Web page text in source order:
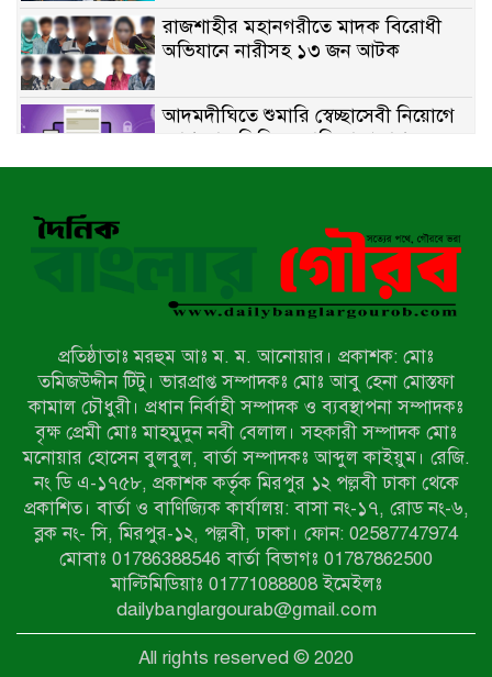
রাজশাহীর মহানগরীতে মাদক বিরোধী
অভিযানে নারীসহ ১৩ জন আটক
আদমদীঘিতে শুমারি স্বেচ্ছাসেবী নিয়োগে
যোগ্যতার ভিত্তিতে তালিকা প্রকাশ;
নির্বাচিতদের আ.লীগ ট্যাগে প্রচারণা
নেওয়ার হুমকি দিলেন দোড়া মাদরাসার
পরিচয় দেওয়া সভাপতি
উখিয়ায় বিজিবির অভিযানে ৪০ হাজার
ইয়াবাসহ যুবক আটক
পোরশায় ৭ মাসে ১৯ জনের অপমৃত্যু,
শীর্ষে আত্মহত্যা
হিন্দু বৌদ্ধ খ্রিস্টান কল্যাণ ফ্রন্টের
নীলফামারী কমিটি নিয়ে প্রশ্ন, প্রতিবাদে
সদস্য সচিব
দরিয়ানগরে প্যারাসেইলিং দুর্ঘটনায় পর্যটক
নিহত: হত্যা মামলার প্রধান আসামি ঢাকায়
র‌্যাবের জালে
আদাচাকী দক্ষিণপাড়া ফ্রেন্ডস ক্লাবের
প্রতিষ্ঠাতাঃ মরহুম আঃ ম. ম. আনোয়ার। প্রকাশক: মোঃ
তমিজউদ্দীন টিটু। ভারপ্রাপ্ত সম্পাদকঃ মোঃ আবু হেনা মোস্তফা
কামাল চৌধুরী। প্রধান নির্বাহী সম্পাদক ও ব্যবস্থাপনা সম্পাদকঃ
বৃক্ষ প্রেমী মোঃ মাহমুদুন নবী বেলাল। সহকারী সম্পাদক মোঃ
মনোয়ার হোসেন বুলবুল, বার্তা সম্পাদকঃ আব্দুল কাইয়ুম। রেজি.
নং ডি এ-১৭৫৮, প্রকাশক কর্তৃক মিরপুর ১২ পল্লবী ঢাকা থেকে
প্রকাশিত। বার্তা ও বাণিজ্যিক কার্যালয়: বাসা নং-১৭, রোড নং-৬,
ব্লক নং- সি, মিরপুর-১২, পল্লবী, ঢাকা। ফোন: 02587747974
মোবাঃ 01786388546 বার্তা বিভাগঃ 01787862500
মাল্টিমিডিয়াঃ 01771088808 ইমেইলঃ
dailybanglargourab@gmail.com
All rights reserved © 2020